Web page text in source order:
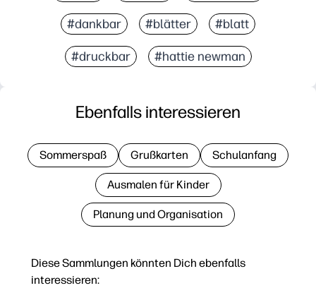
#dankbar #blätter #blatt
#druckbar #hattie newman
Diese Sammlungen könnten Dich ebenfalls
interessieren:
Ebenfalls interessieren
Sommerspaß Grußkarten Schulanfang
Ausmalen für Kinder
Planung und Organisation